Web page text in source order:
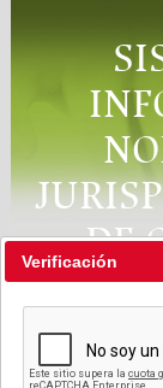
DE
Verificación